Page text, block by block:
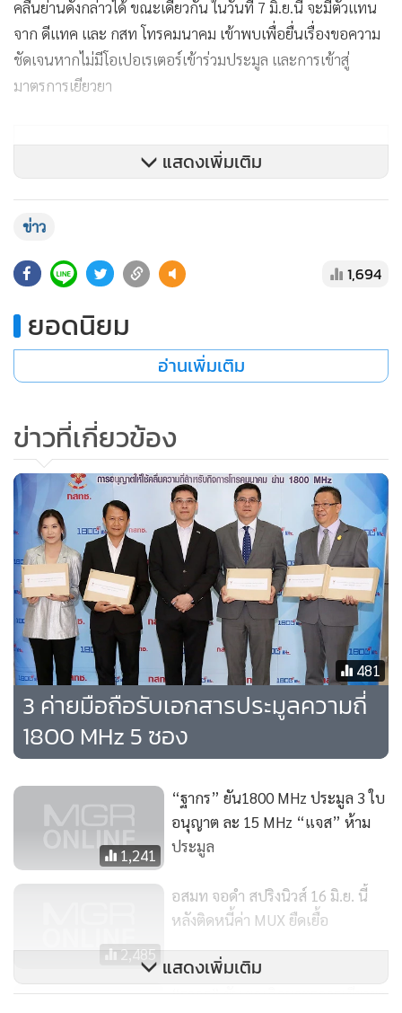
คลื่นย่านดังกล่าวได้ ขณะเดียวกัน ในวันที่ 7 มิ.ย.นี้ จะมีตัวแทน
จาก ดีแทค และ กสท โทรคมนาคม เข้าพบเพื่อยื่นเรื่องขอความ
ชัดเจนหากไม่มีโอเปอเรเตอร์เข้าร่วมประมูล และการเข้าสู่
มาตรการเยียวยา
นายฐากร กล่าวว่า ด้วยเหตุผลนี้ ทำให้มั่นใจว่าจะมีผู้เข้าร่วม
ประมูลอย่างแน่นอน แม้ว่าจะยังไม่ถึงกำหนดเวลาในการยื่น
แสดงความจำนงในการเข้าประมูลคลื่นวันที่ 15 มิ.ย. เพราะ ดี
แทค มีสิทธิที่จะเข้าสู่การใช้มาตรการเยียวยาได้ 1 ปี ซึ่งตอนนี้ยัง
ไม่มีมติ หรือการแก้ไขกฏระเบียบ ส่วนคลื่น 850 MHz ที่
กสทช.ได้อนุมัติให้กระทรวงคมนาคมไปใช้ในการให้บริการ
รถไฟฟ้าความเร็วสูงยังสร้างไม่เสร็จ น่าจะอีก 2 ปี ดีแทคก็ยังใช้
คลื่น 850 MHz ได้
ทั้งนี้ การเข้าประมูลครั้งนี้เป็นสิ่งที่โอเปอเรเตอร์ต้องพิจารณา
อย่างรอบคอบในเรื่องของคลื่นความถี่ที่จะนำมาประมูล ซึ่งคลื่น
ความถี่จะมีความถี่ขนาด 2x 45 MHz โดยจัดเป็น 3 ชุดคลื่น
ความถี่ (Lot) ชุดละ 2x15 MHz รายละไม่เกิน 1 ชุด ที่จะนำมา
ประมูลที่ กสทช.ได้สร้างสภาวะให้เกิดการแข่งขัน ด้วยการ
ออกแบบการประมูลให้การเคาะราคาคลื่นแต่ละชุด ที่ออกไปจะ
เป็นประโยชน์แก่ผู้ประกอบการแต่ละราย
โดยโอเปอเรเตอร์ที่เข้าร่วมประมูลแล้วชนะการประมูลหากมี
ความต้องการชุดคลื่นความถี่ชุดใด สามารถขอสลับชุดคลื่น
ความถี่เพื่อให้ใกล้กับความถี่เดิมที่มีอยู่ได้ ตามประกาศ กสทช.
เรื่องแผนความถี่วิทยุกิจการโทรคมนาคมเคลื่อนที่สากล
แสดงเพิ่มเติม
ข่าว
1,694
ยอดนิยม
อ่านเพิ่มเติม
ข่าวที่เกี่ยวข้อง
481
3 ค่ายมือถือรับเอกสารประมูลความถี่
1800 MHz 5 ซอง
1,241
“ฐากร” ยัน1800 MHz ประมูล 3 ใบ
อนุญาต ละ 15 MHz “แจส” ห้าม
ประมูล
2,485
อสมท จอดำ สปริงนิวส์ 16 มิ.ย. นี้
หลังติดหนี้ค่า MUX ยืดเยื้อ
“ฐากร” ยัน ยกเลิกมาตรการเยียวยา
แสดงเพิ่มเติม